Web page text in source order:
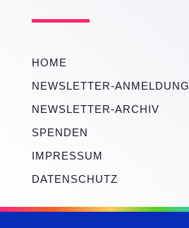
HOME
NEWSLETTER-ANMELDUNG
NEWSLETTER-ARCHIV
SPENDEN
IMPRESSUM
DATENSCHUTZ